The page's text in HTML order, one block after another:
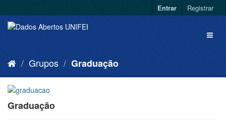
Entrar Registrar
Grupos Graduação
Graduação